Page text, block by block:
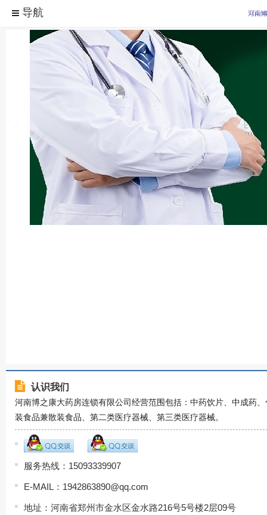
认识我们
河南博之康大药房连锁有限公司经营范围包括：中药饮片、中成药
装食品兼散装食品、第二类医疗器械、第三类医疗器械。
服务热线：15093339907
E-MAIL：1942863890@qq.com
地址：河南省郑州市金水区金水路216号5号楼2层09号